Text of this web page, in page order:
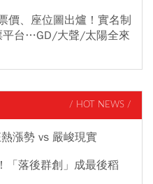
價、座位圖出爐！實名制
平台…GD/大聲/太陽全來
/ HOT NEWS /
漲勢 vs 嚴峻現實
「落後群創」成最後稻